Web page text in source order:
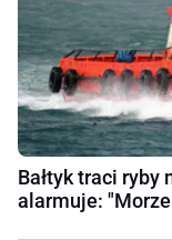
Bałtyk traci ryby
alarmuje: